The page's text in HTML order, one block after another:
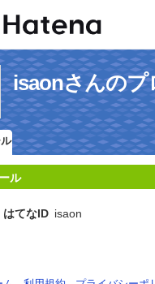
isaonさんのプ
ル
はてなID isaon